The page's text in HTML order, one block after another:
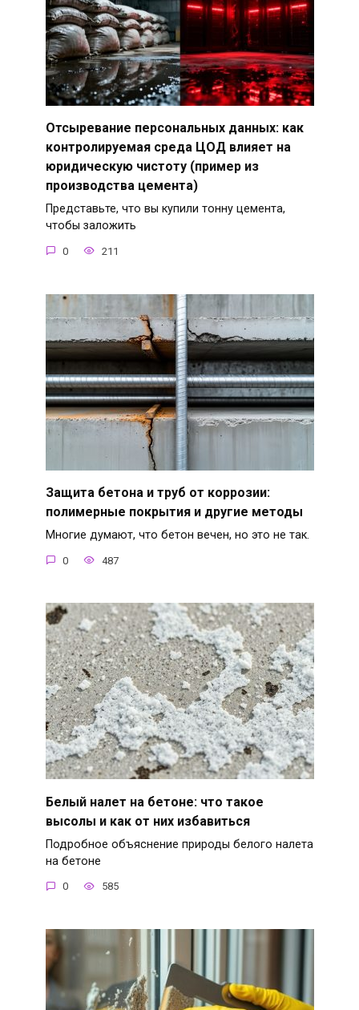
Отсыревание персональных данных: как
контролируемая среда ЦОД влияет на
юридическую чистоту (пример из
производства цемента)
Представьте, что вы купили тонну цемента,
чтобы заложить
0 211
Защита бетона и труб от коррозии:
полимерные покрытия и другие методы
Многие думают, что бетон вечен, но это не так.
0 487
Белый налет на бетоне: что такое
высолы и как от них избавиться
Подробное объяснение природы белого налета
на бетоне
0 585